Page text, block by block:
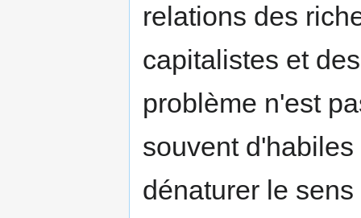
relations des
capitalistes et
problème n'est
souvent
dénaturer le